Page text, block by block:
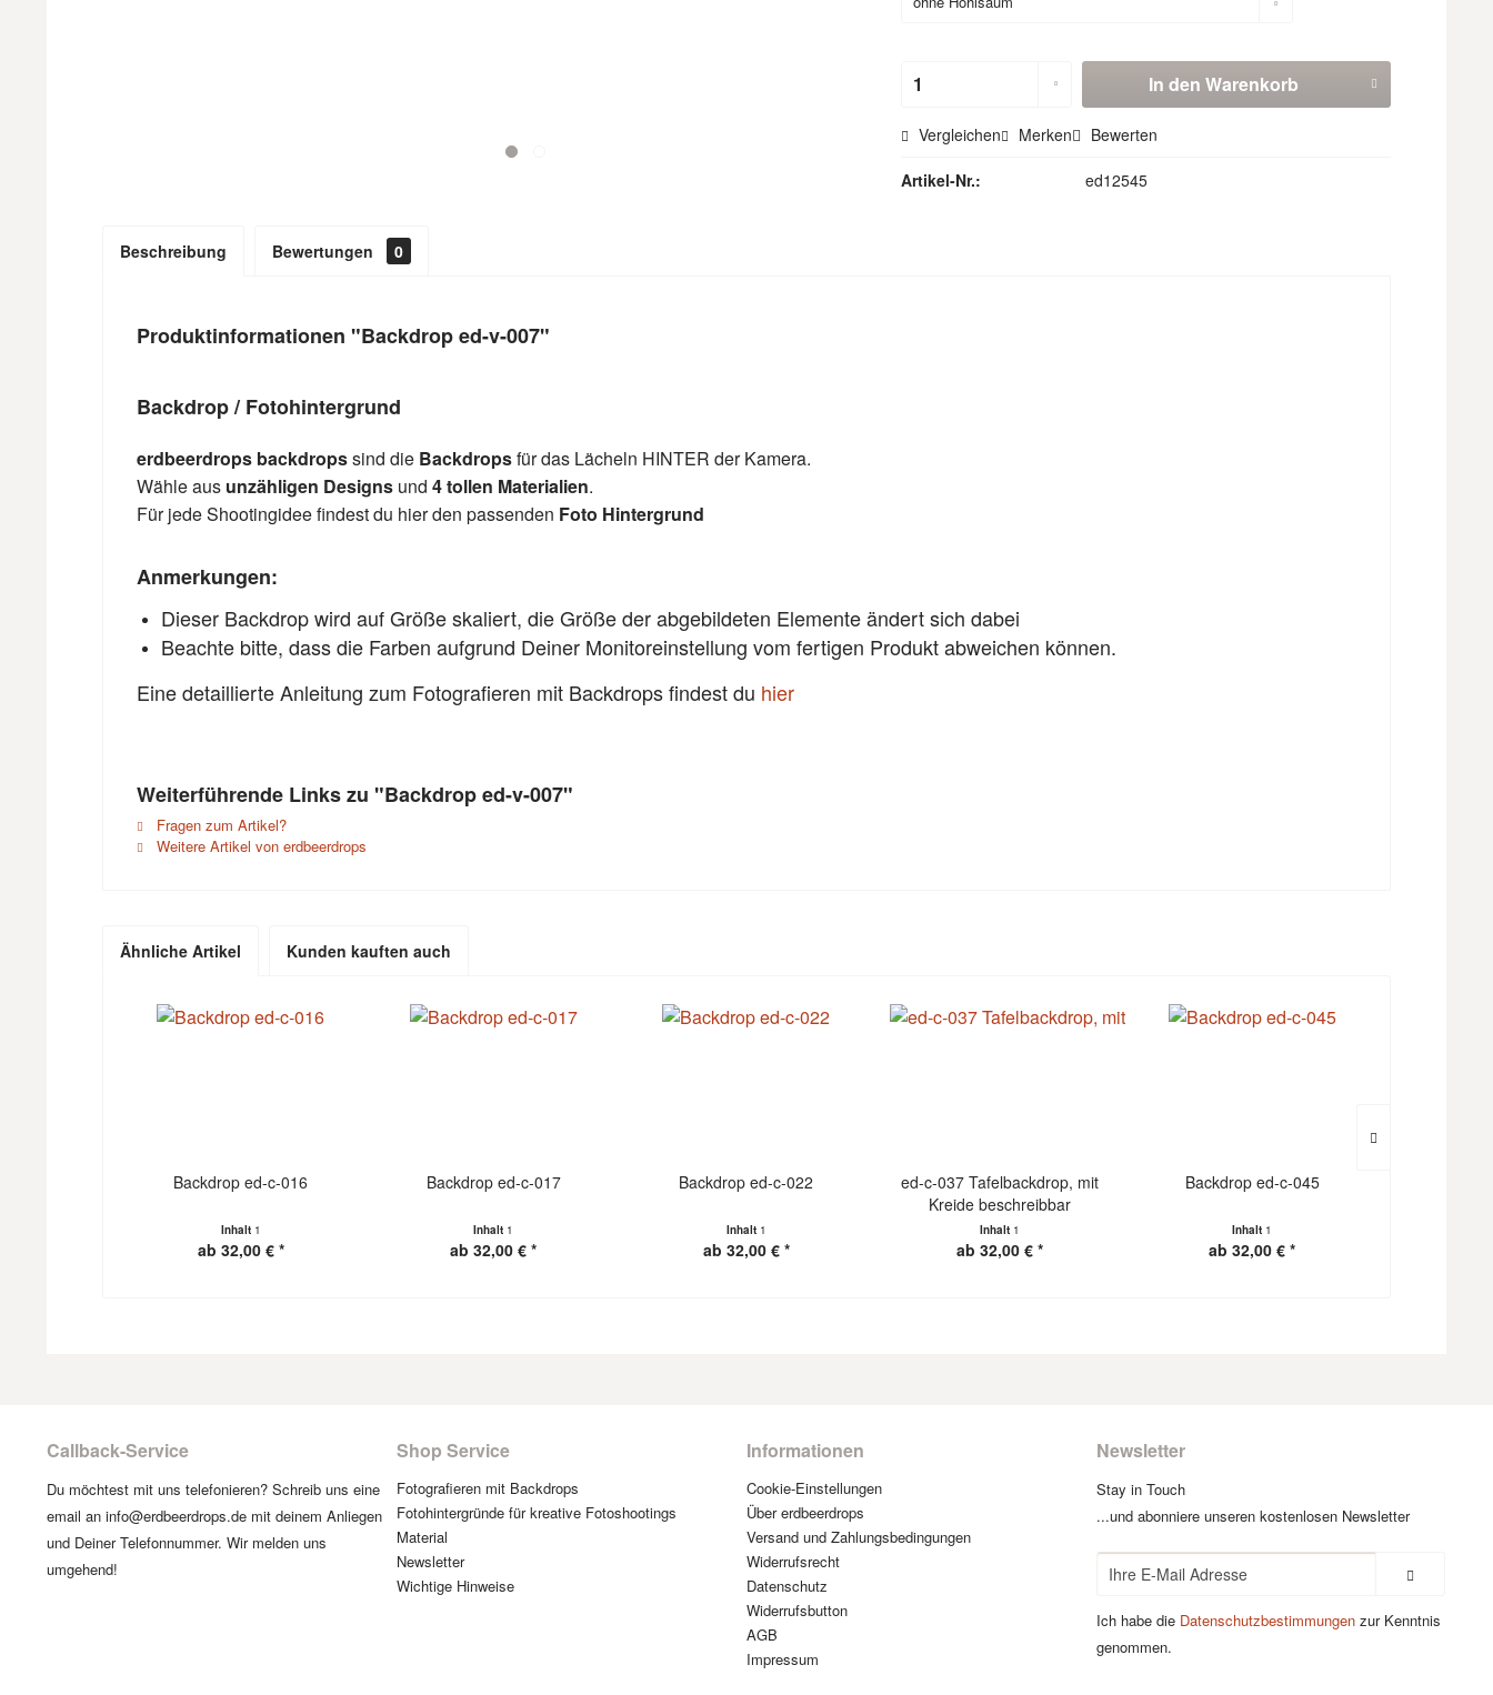
In den Warenkorb
Vergleichen Merken Bewerten
Artikel-Nr.: ed12545
Beschreibung Bewertungen 0
Produktinformationen "Backdrop ed-v-007"
Backdrop / Fotohintergrund
erdbeerdrops backdropssind die Backdropsfür das Lächeln HINTER der Kamera.
Wähle aus unzähligen Designs und 4 tollen Materialien.
Für jede Shootingidee findest du hier den passenden Foto Hintergrund
Anmerkungen:
Dieser Backdrop wird auf Größe skaliert, die Größe der abgebildeten Elemente ändert sich dabei
Beachte bitte, dass die Farben aufgrund Deiner Monitoreinstellung vom fertigen Produkt abweichen können.
Eine detaillierte Anleitung zum Fotografieren mit Backdrops findest du hier
Weiterführende Links zu "Backdrop ed-v-007"
Fragen zum Artikel?
Weitere Artikel von erdbeerdrops
Ähnliche Artikel Kunden kauften auch
Backdrop ed-c-016
Inhalt 1
ab 32,00 € *
Backdrop ed-c-017
Inhalt 1
ab 32,00 € *
Backdrop ed-c-022
Inhalt 1
ab 32,00 € *
ed-c-037 Tafelbackdrop, mit
Kreide beschreibbar
Inhalt 1
ab 32,00 € *
Backdrop ed-c-045
Inhalt 1
ab 32,00 € *
Callback-Service
Du möchtest mit uns telefonieren? Schreib uns eine
email an info@erdbeerdrops.de mit deinem Anliegen
und Deiner Telefonnummer. Wir melden uns
umgehend!
Shop Service
Fotografieren mit Backdrops
Fotohintergründe für kreative Fotoshootings
Material
Newsletter
Wichtige Hinweise
Informationen
Cookie-Einstellungen
Über erdbeerdrops
Versand und Zahlungsbedingungen
Widerrufsrecht
Datenschutz
Widerrufsbutton
AGB
Impressum
Newsletter
Stay in Touch
...und abonniere unseren kostenlosen Newsletter
Ich habe die Datenschutzbestimmungen zur Kenntnis
genommen.